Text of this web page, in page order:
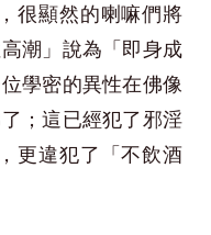
很顯然的喇嘛們將
潮」說為「即身成
學密的異性在佛像
；這已經犯了邪淫
更違犯了「不飲酒